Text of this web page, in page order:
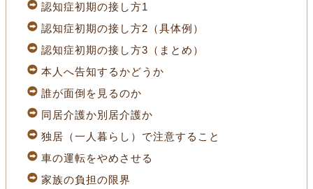
認知症初期の接し方1
認知症初期の接し方2（具体例）
認知症初期の接し方3（まとめ）
本人へ告知するかどうか
誰が面倒を見るのか
同居介護か別居介護か
独居（一人暮らし）で注意すること
車の運転をやめさせる
家族の負担の限界